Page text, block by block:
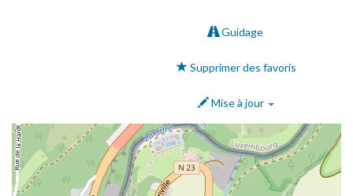
Guidage
Supprimer des favoris
Mise à jour